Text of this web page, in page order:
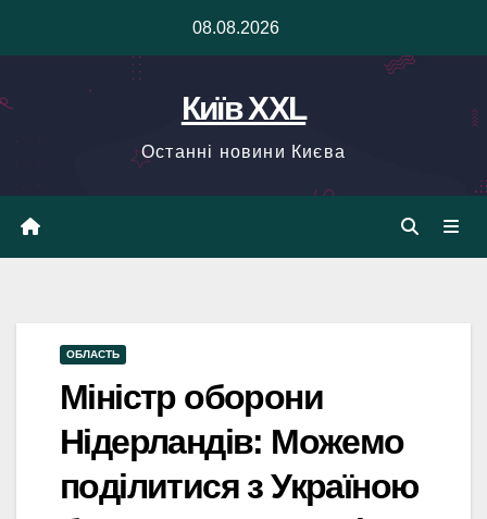
08.08.2026
Київ XXL
Останні новини Києва
ОБЛАСТЬ
Міністр оборони
Нідерландів: Можемо
поділитися з Україною